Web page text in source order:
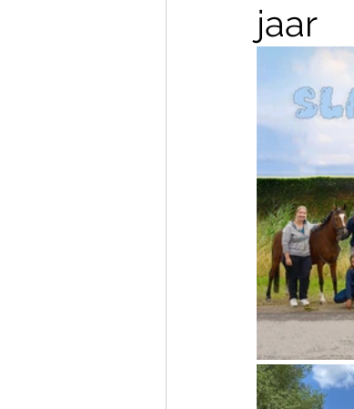
Clubkledij en kalender
Kampen,
jaar